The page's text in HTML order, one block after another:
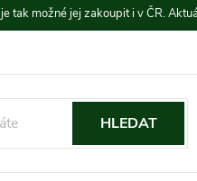
tak možné jej zakoupit i v ČR.
HLEDAT